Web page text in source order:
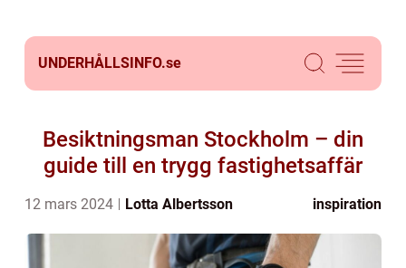
UNDERHÅLLSINFO.se
Besiktningsman Stockholm – din
guide till en trygg fastighetsaffär
12 mars 2024 Lotta Albertsson inspiration